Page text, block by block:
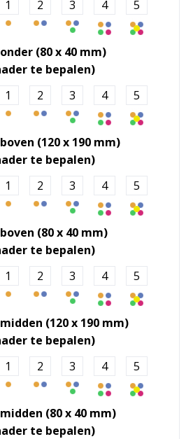
1 2 3 4 5
(80 x 40 mm)
1 2 3 4 5
(120 x 190 mm)
1 2 3 4 5
(80 x 40 mm)
1 2 3 4 5
(120 x 190 mm)
1 2 3 4 5
(80 x 40 mm)